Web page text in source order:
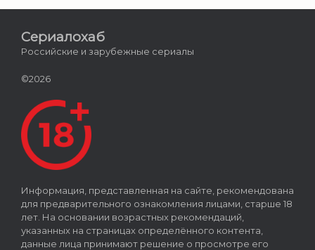
Сериалохаб
Российские и зарубежные сериалы
©2026
Информация, представленная на сайте, рекомендована
для предварительного ознакомления лицами, старше 18
лет. На основании возрастных рекомендаций,
указанных на страницах определённого контента,
данные лица принимают решение о просмотре его